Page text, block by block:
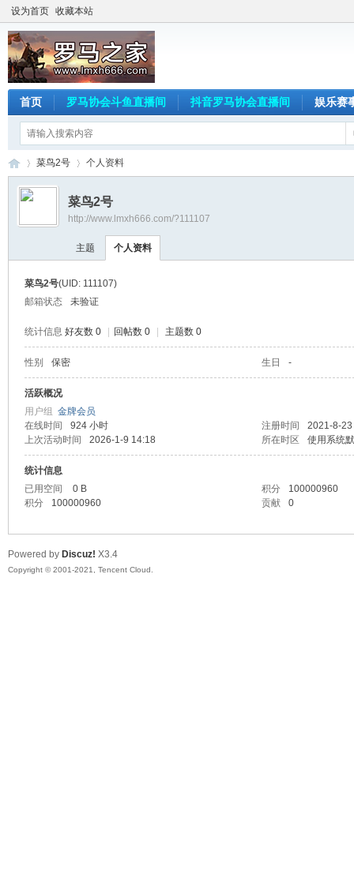
设为首页 收藏本站
首页 罗马协会斗鱼直播间 抖音罗马协会直播间 娱乐赛
›
菜鸟2号 个人资料
菜鸟2号
http://www.lmxh666.com/?111107
主题 个人资料
菜鸟2号(UID: 111107)
邮箱状态
未验证
统计信息 好友数 0 回帖数 0 主题数 0
性别 保密 生日 -
活跃概况
用户组 金牌会员
在线时间
924 小时 注册时间
2021-8-
上次活动时间
2026-1-9 14:18 所在时区 使用系统
统计信息
已用空间
0 B 积分
100000960
积分
100000960 贡献 0
Powered by Discuz! X3.4
Copyright © 2001-2021, Tencent Cloud.